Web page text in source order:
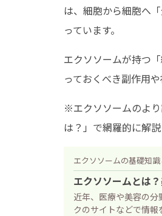
は、細胞から細胞へ
っています。
エクソソームが持つ
っておくべき副作用
※エクソソームのよ
は？」で網羅的に解説
エクソソームの基礎知
エクソソームとは
近年、医療や美容の
クのサイトなどで情